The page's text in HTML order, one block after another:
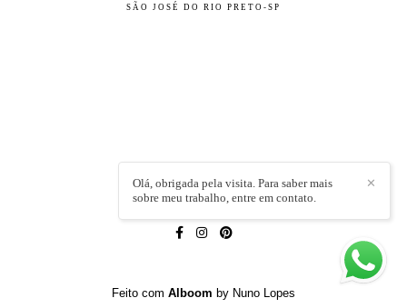
SÃO JOSÉ DO RIO PRETO-SP
LÍVIA CAPELI/CONTATO
✕
Olá, obrigada pela visita. Para saber mais
sobre meu trabalho, entre em contato.
Feito com Alboom by Nuno Lopes